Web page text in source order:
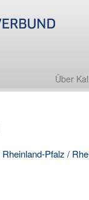
Über
Pfalz /